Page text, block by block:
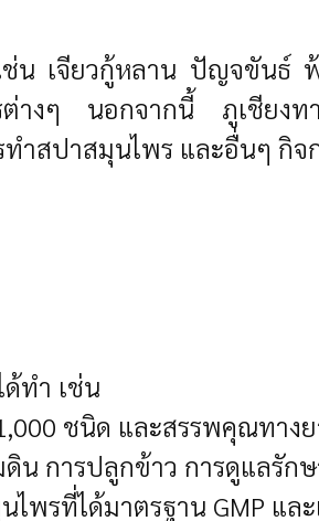
น เจียวกู้หลาน ปัญจขันธ์
ต่างๆ นอกจากนี้ ภูเชียงท
ทำสปาสมุนไพร และอื่นๆ กิจ
ทำ เช่น
ชนิด และสรรพคุณทา
การปลูกข้าว การดูแลรักษ
ไพรที่ได้มาตรฐาน GMP แ